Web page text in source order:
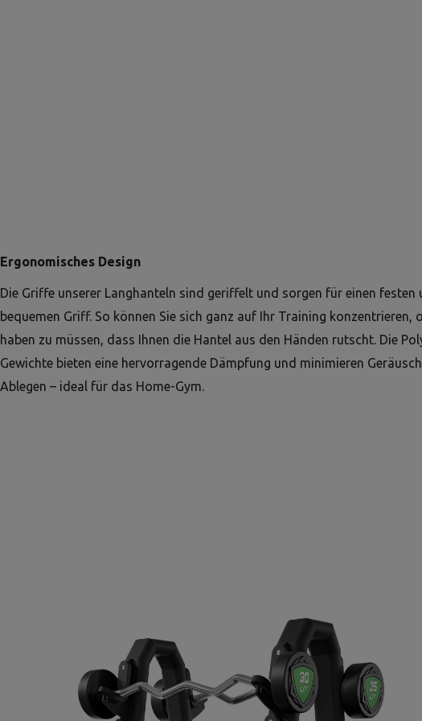
Ergonomisches Design
Die Griffe unserer Langhanteln sind geriffelt und sorgen für einen festen
bequemen Griff. So können Sie sich ganz auf Ihr Training konzentrieren,
haben zu müssen, dass Ihnen die Hantel aus den Händen rutscht. Die
Gewichte bieten eine hervorragende Dämpfung und minimieren
Ablegen – ideal für das Home-Gym.